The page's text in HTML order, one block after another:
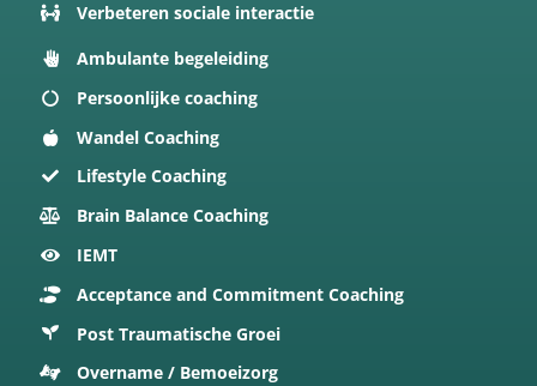
Verbeteren sociale interactie
Ambulante begeleiding
Persoonlijke coaching
Wandel Coaching
Lifestyle Coaching
Brain Balance Coaching
IEMT
Acceptance and Commitment Coaching
Post Traumatische Groei
Overname / Bemoeizorg